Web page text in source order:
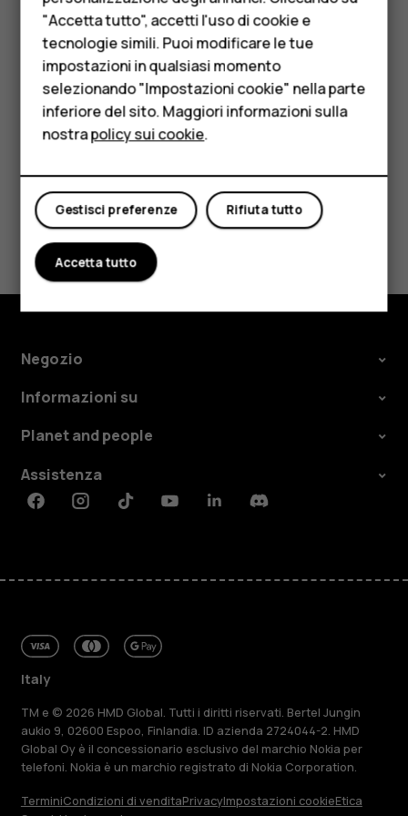
Accessori
HMD Terra M
Per le imprese
Tablet
Negozio
Il mio account
Importante: non rimuovere la scheda di memoria
quando è in uso, perché in tal modo potrebbero
danneggiarsi il dispositivo e la scheda, nonché i dati
memorizzati su di essa.
Ti è stato d'aiuto?
Sì
Negozio
Informazioni su
Planet and people
Assistenza
FacebookInstagramTiktokYoutubeLinkedinDiscord
Italy
TM e © 2026 HMD Global. Tutti i diritti riservati. Bertel Jungin
aukio 9, 02600 Espoo, Finlandia. ID azienda 2724044-2. HMD
Global Oy è il concessionario esclusivo del marchio Nokia per
telefoni. Nokia è un marchio registrato di Nokia Corporation.
TerminiCondizioni di venditaPrivacyImpostazioni cookieEtica
"Accetta tutto", accetti l'uso di cookie e
tecnologie simili. Puoi modificare le tue
impostazioni in qualsiasi momento
selezionando "Impostazioni cookie" nella parte
inferiore del sito. Maggiori informazioni sulla
nostrapolicy sui cookie.
Rifiuta tutto
Gestisci preferenze
Accetta tutto